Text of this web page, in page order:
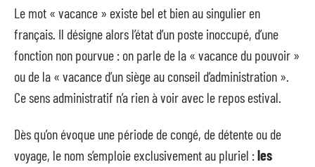
Le mot « vacance » existe bel et bien au singulier en
français. Il désigne alors l’état d’un poste inoccupé, d’une
fonction non pourvue : on parle de la « vacance du pouvoir »
ou de la « vacance d’un siège au conseil d’administration ».
Ce sens administratif n’a rien à voir avec le repos estival.
Dès qu’on évoque une période de congé, de détente ou de
voyage, le nom s’emploie exclusivement au pluriel :les